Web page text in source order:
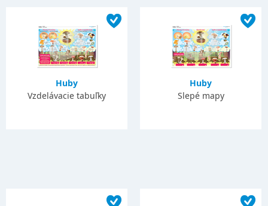
Huby
Vzdelávacie tabuľky
Huby
Slepé mapy